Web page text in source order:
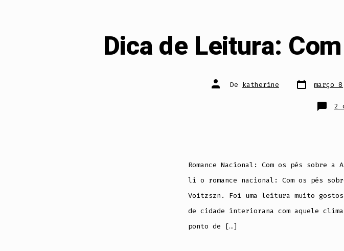
Dica de Leitura:
Autor
do De katherine Data
do março
2
Romance Nacional: Com os pés sobre a
li o romance nacional: Com os pés
Voitzszn. Foi uma leitura muito
de cidade interiorana com aquele
ponto de […]